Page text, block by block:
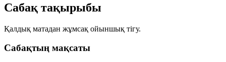
Сабақ тақырыбы
Қалдық матадан жұмсақ ойыншық тігу.
Сабақтың мақсаты